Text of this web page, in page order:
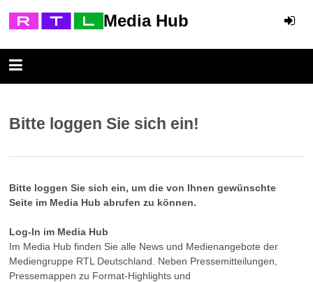
Media Hub
Bitte loggen Sie sich ein!
Bitte loggen Sie sich ein, um die von Ihnen gewünschte
Seite im Media Hub abrufen zu können.
Log-In im Media Hub
Im Media Hub finden Sie alle News und Medienangebote der
Mediengruppe RTL Deutschland. Neben Pressemitteilungen,
Pressemappen zu Format-Highlights und